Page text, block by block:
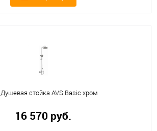
Душевая стойка AVS Basic хром
16 570 руб.